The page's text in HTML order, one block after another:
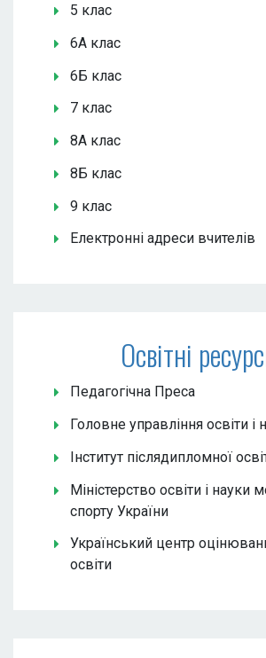
5 клас
6А клас
6Б клас
7 клас
8А клас
8Б клас
9 клас
Електронні адреси вчителів
Освітні
Педагогічна Преса
Головне управління освіти і
Інститут післядипломної
Міністерство освіти і науки
спорту України
Український центр
освіти